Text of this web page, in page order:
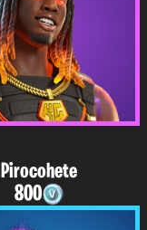
Pirocohete
800